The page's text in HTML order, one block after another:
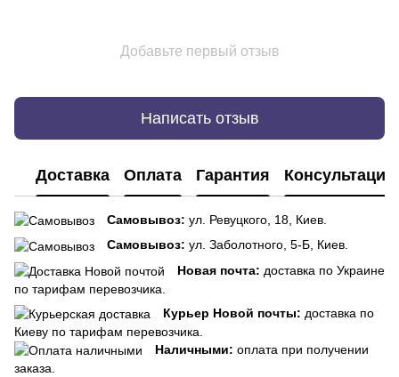
Добавьте первый отзыв
Написать отзыв
Доставка Оплата Гарантия Консультация
Самовывоз: ул. Ревуцкого, 18, Киев.
Самовывоз: ул. Заболотного, 5-Б, Киев.
Новая почта: доставка по Украине
по тарифам перевозчика.
Курьер Новой почты: доставка по
Киеву по тарифам перевозчика.
Наличными: оплата при получении
заказа.